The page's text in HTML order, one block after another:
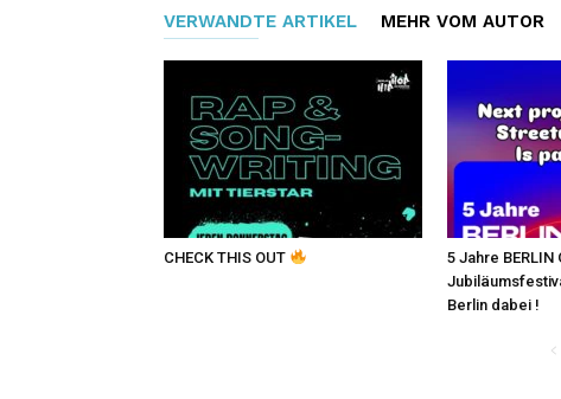
VERWANDTE ARTIKEL MEHR VOM AUTOR
CHECK THIS OUT
5 Jahre BERLIN
Berlin dabei !